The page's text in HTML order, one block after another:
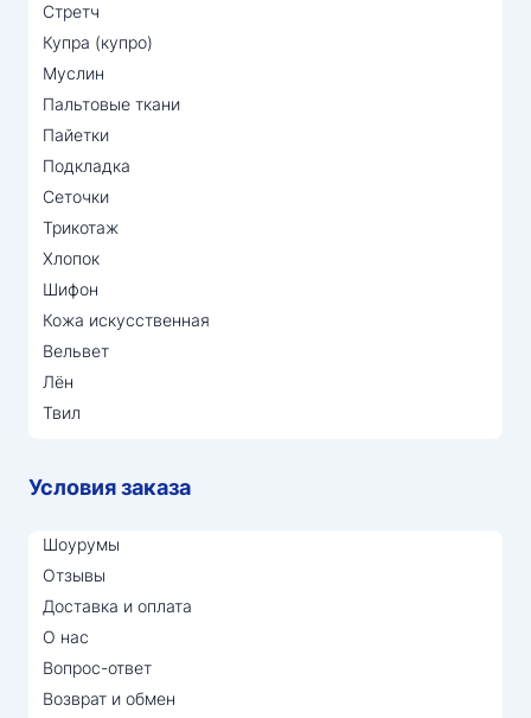
Стретч
Купра (купро)
Муслин
Пальтовые ткани
Пайетки
Подкладка
Сеточки
Трикотаж
Хлопок
Шифон
Кожа искусственная
Вельвет
Лён
Твил
Условия заказа
Шоурумы
Отзывы
Доставка и оплата
О нас
Вопрос-ответ
Возврат и обмен